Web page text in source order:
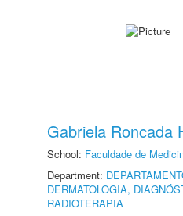
Gabriela Roncada
School: Faculdade de
Department:
DERMATOLOGIA,
RADIOTERAPIA